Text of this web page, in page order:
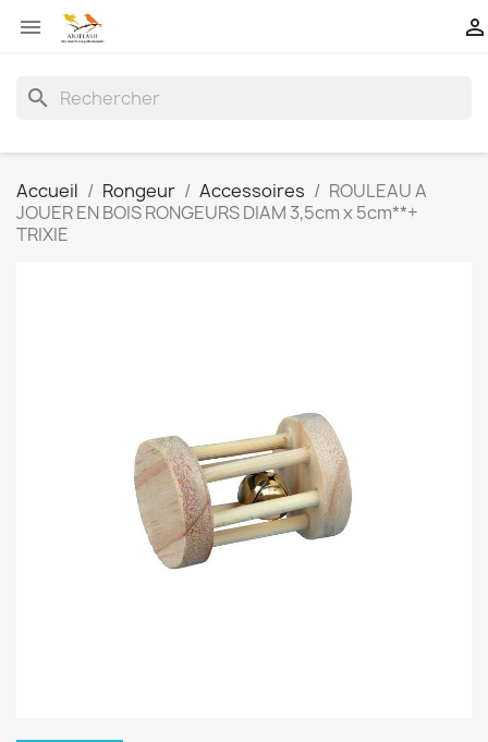
 
search
Accueil Rongeur Accessoires
ROULEAU A
JOUER EN BOIS RONGEURS DIAM 3,5cm x 5cm**+
TRIXIE